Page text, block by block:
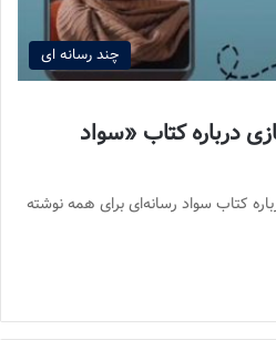
چند رسانه ای
درباره کتاب «سواد
کتاب سواد رسانه‌ای برای همه نوشته